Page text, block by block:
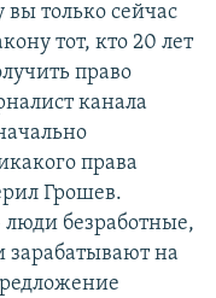
только сейчас
тот, кто 20 лет
право
канала
права
Грошев.
безработные,
зарабатывают на